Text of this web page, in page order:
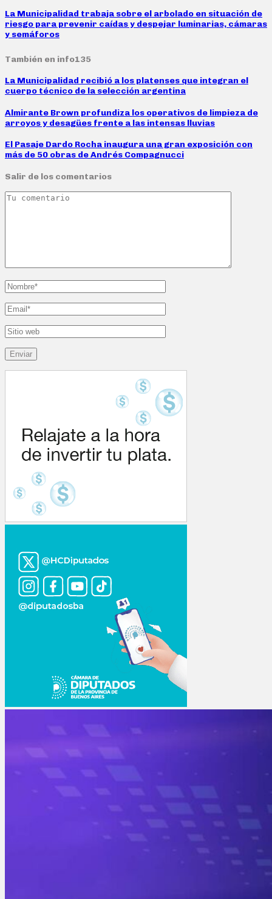
La Municipalidad trabaja sobre el arbolado en situación de
riesgo para prevenir caídas y despejar luminarias, cámaras
y semáforos
También en info135
La Municipalidad recibió a los platenses que integran el
cuerpo técnico de la selección argentina
Almirante Brown profundiza los operativos de limpieza de
arroyos y desagües frente a las intensas lluvias
El Pasaje Dardo Rocha inaugura una gran exposición con
más de 50 obras de Andrés Compagnucci
Salir de los comentarios